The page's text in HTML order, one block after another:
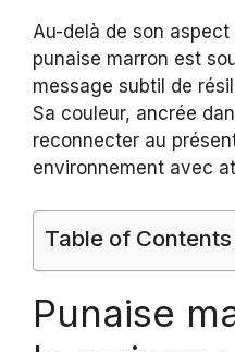
Au-delà de son
punaise marron est
message subtil de
Sa couleur, ancrée
reconnecter au
environnement avec
Table of Contents
Punaise